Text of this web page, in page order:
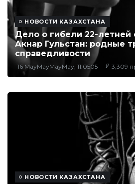
НОВОСТИ КАЗАХСТАНА
Дело о гибели 22-летней
Акнар Гульстан: родные
справедливости
16 MayMayMayMay, 11:0505 3,309
НОВОСТИ КАЗАХСТАНА